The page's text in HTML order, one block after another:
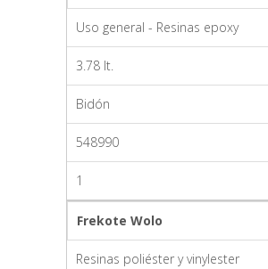
Uso general - Resinas epoxy
3.78 lt.
Bidón
548990
1
Frekote Wolo
Resinas poliéster y vinylester